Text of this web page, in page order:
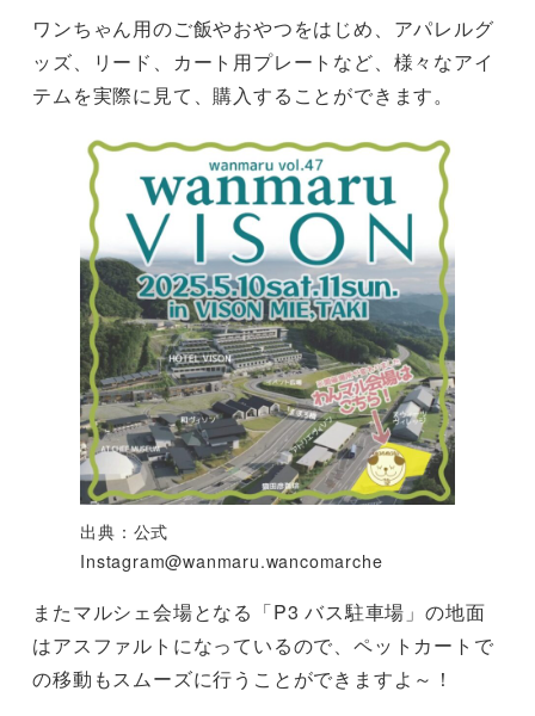
ワンちゃん用のご飯やおやつをはじめ、アパレルグ
ッズ、リード、カート用プレートなど、様々なアイ
テムを実際に見て、購入することができます。
出典：公式
Instagram@wanmaru.wancomarche
またマルシェ会場となる「P3 バス駐車場」の地面
はアスファルトになっているので、ペットカートで
の移動もスムーズに行うことができますよ～！